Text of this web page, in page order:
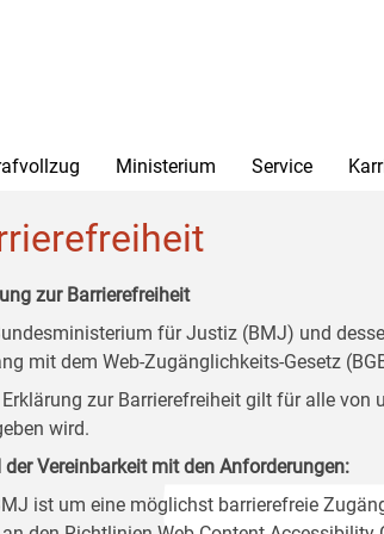
Ministerium Service
zur Barrierefreiheit
für Justiz (BMJ) und
mit dem Web-Zugänglichkeits-Gesetz
Erklärung zur Barrierefreiheit gilt für alle von
wird.
der Vereinbarkeit mit den Anforderungen:
ist um eine möglichst barrierefreie